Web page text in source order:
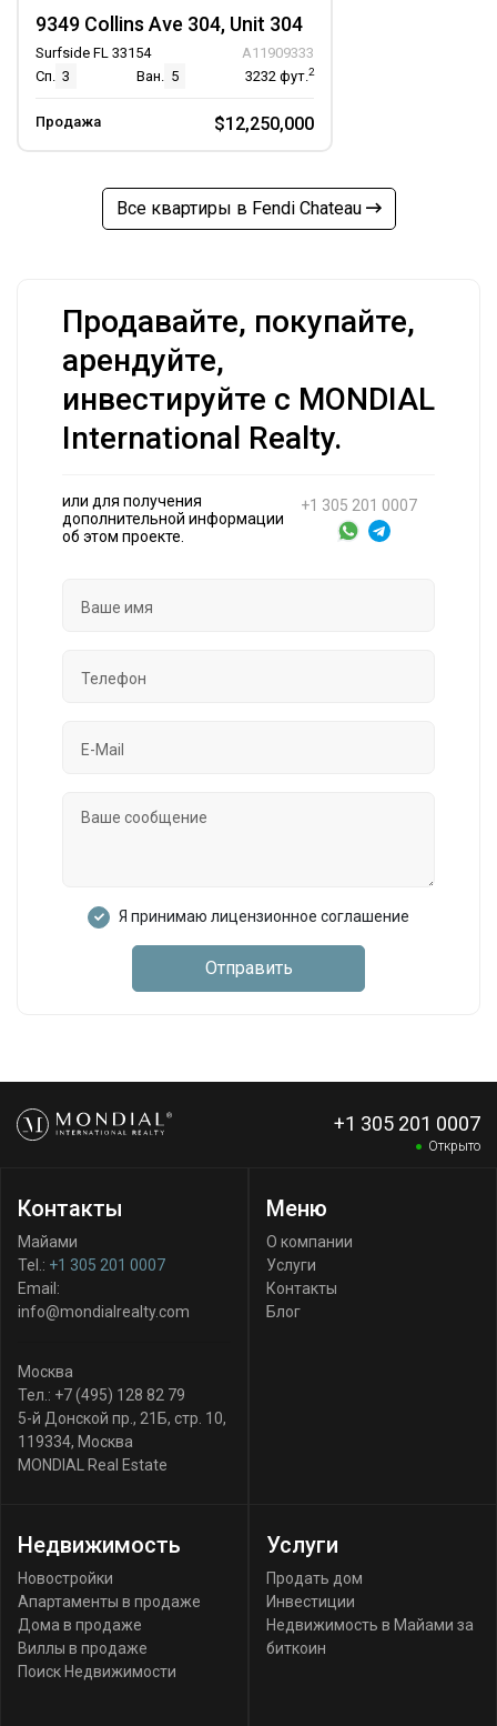
9349 Collins Ave 304, Unit 304
Surfside FL 33154
A11909333
Сп. 3 Ван. 5 3232 фут.2
Продажа $12,250,000
Все квартиры в Fendi Chateau
Продавайте, покупайте,
арендуйте,
инвестируйте с MONDIAL
International Realty.
или для получения
дополнительной информации
об этом проекте.
+1 305 201 0007
Я принимаю лицензионное соглашение
Отправить
+1 305 201 0007
Открыто
Контакты
Майами
Tel.: +1 305 201 0007
Email:
info@mondialrealty.com
Москва
Тел.: +7 (495) 128 82 79
5-й Донской пр., 21Б, стр. 10,
119334, Москва
MONDIAL Real Estate
Меню
О компании
Услуги
Контакты
Блог
Недвижимость
Новостройки
Апартаменты в продаже
Дома в продаже
Виллы в продаже
Поиск Недвижимости
Услуги
Продать дом
Инвестиции
Недвижимость в Майами за
биткоин